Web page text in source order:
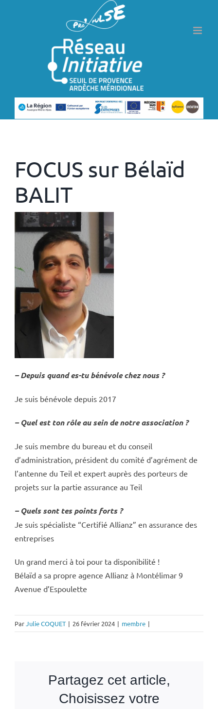
Précédent Suivant
FOCUS sur Bélaïd
BALIT
– Depuis quand es-tu bénévole chez nous ?
Je suis bénévole depuis 2017
– Quel est ton rôle au sein de notre association ?
Je suis membre du bureau et du conseil
d’administration, président du comité d’agrément de
l’antenne du Teil et expert auprès des porteurs de
projets sur la partie assurance au Teil
– Quels sont tes points forts ?
Je suis spécialiste “Certifié Allianz” en assurance des
entreprises
Un grand merci à toi pour ta disponibilité !
Bélaïd a sa propre agence Allianz à Montélimar 9
Avenue d’Espoulette
ParJulie COQUET | 26 février 2024 | membre |
Partagez cet article,
Choisissez votre